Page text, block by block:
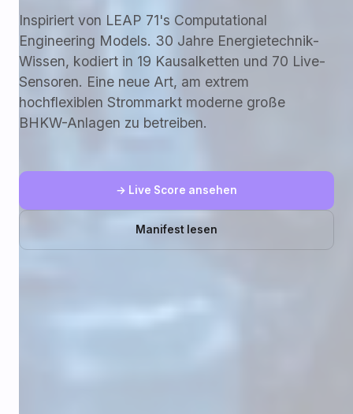
Inspiriert von LEAP 71's Computational
Engineering Models. 30 Jahre Energietechnik-
Wissen, kodiert in 19 Kausalketten und 70 Live-
Sensoren. Eine neue Art, am extrem
hochflexiblen Strommarkt moderne große
BHKW-Anlagen zu betreiben.
→ Live Score ansehen
Manifest lesen